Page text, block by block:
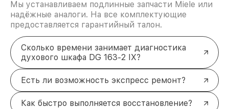
Мы устанавливаем подлинные запчасти Miele или
надёжные аналоги. На все комплектующие
предоставляется гарантийный талон.
Сколько времени занимает диагностика
духового шкафа DG 163-2 IX?
Есть ли возможность экспресс ремонт?
Как быстро выполняется восстановление?